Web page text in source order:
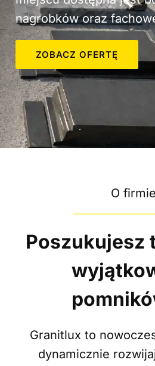
nagrobków oraz
ZOBACZ OFERTĘ
O firmie
Poszukujesz
Granitlux to
dynamicznie